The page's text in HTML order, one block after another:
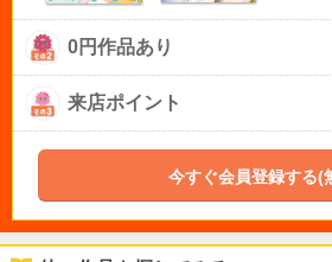
0円作品あり
来店ポイント
今すぐ会員登録する(